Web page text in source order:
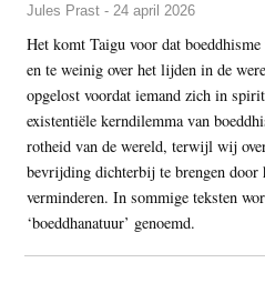
Jules Prast - 24 april 2026
Het komt Taigu voor dat boeddhisme
en te weinig over het lijden in de
opgelost voordat iemand zich in
existentiële kerndilemma van
rotheid van de wereld, terwijl wij
bevrijding dichterbij te brengen door
verminderen. In sommige teksten
‘boeddhanatuur’ genoemd.